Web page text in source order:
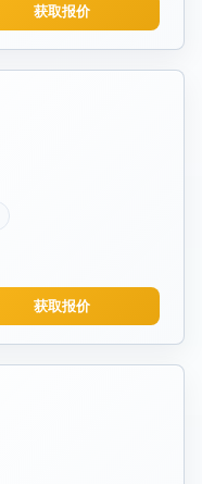
获取报价
获取报价